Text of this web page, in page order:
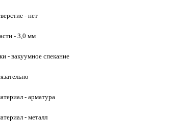
- нет
- 3,0 мм
- вакуумное спекание
- арматура
- металл